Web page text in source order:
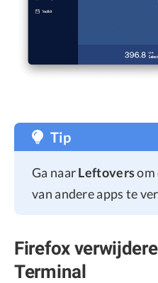
Tip
Ga naarLeftoversom
van andere apps te
Firefox
Terminal